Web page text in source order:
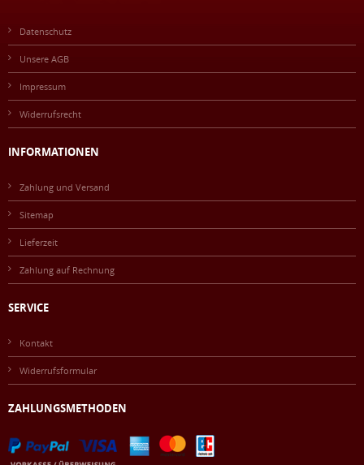
Datenschutz
Unsere AGB
Impressum
Widerrufsrecht
INFORMATIONEN
Zahlung und Versand
Sitemap
Lieferzeit
Zahlung auf Rechnung
SERVICE
Kontakt
Widerrufsformular
ZAHLUNGSMETHODEN